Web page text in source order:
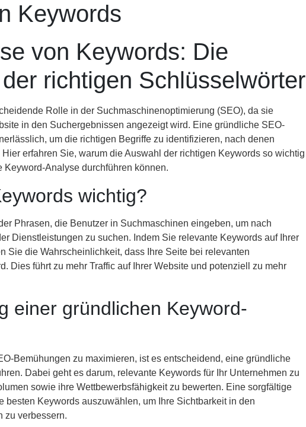
Keywords
von Keywords: Die
richtigen Schlüsselwörter
Rolle in der Suchmaschinenoptimierung (SEO), da sie
in den Suchergebnissen angezeigt wird. Eine gründliche SEO-
um die richtigen Begriffe zu identifizieren, nach denen
erfahren Sie, warum die Auswahl der richtigen Keywords so wichtig
Keyword-Analyse durchführen können.
wichtig?
Phrasen, die Benutzer in Suchmaschinen eingeben, um nach
Dienstleistungen zu suchen. Indem Sie relevante Keywords auf Ihrer
Sie die Wahrscheinlichkeit, dass Ihre Seite bei relevanten
Dies führt zu mehr Traffic auf Ihrer Website und potenziell zu mehr
einer gründlichen Keyword-
Bemühungen zu maximieren, ist es entscheidend, eine gründliche
Dabei geht es darum, relevante Keywords für Ihr Unternehmen zu
sowie ihre Wettbewerbsfähigkeit zu bewerten. Eine sorgfältige
besten Keywords auszuwählen, um Ihre Sichtbarkeit in den
zu verbessern.